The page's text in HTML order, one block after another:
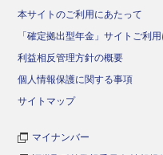
本サイトのご利用にあたって
「確定拠出型年金」サイトご利
利益相反管理方針の概要
個人情報保護に関する事項
サイトマップ
マイナンバー